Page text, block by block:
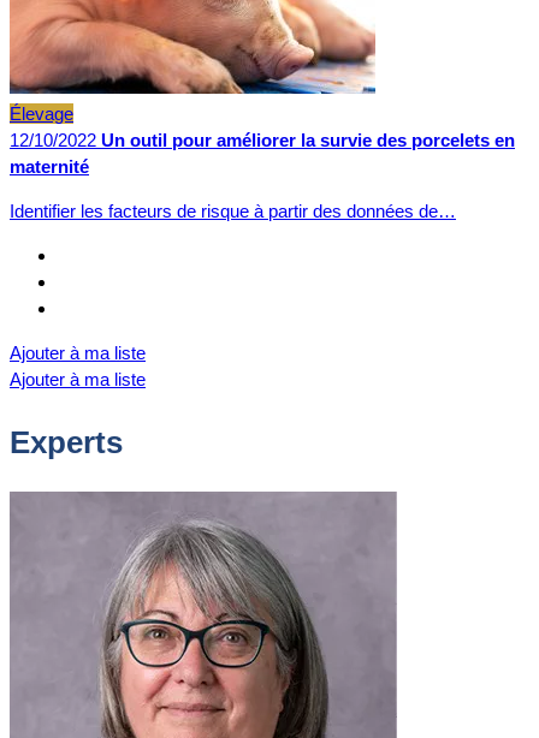
Élevage
12/10/2022 Un outil pour améliorer la survie des porcelets en
maternité
Identifier les facteurs de risque à partir des données de…
Ajouter à ma liste
Ajouter à ma liste
Experts